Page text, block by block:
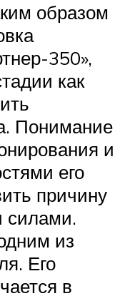
образом
350»,
как
Понимание
и
его
причину
силами.
из
Его
в